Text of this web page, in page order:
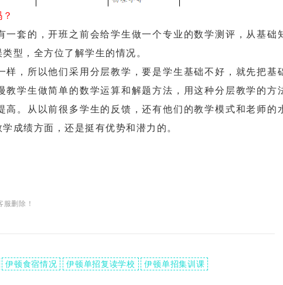
套的，开班之前会给学生做一个专业的数学测评，从基础
型，全方位了解学生的情况。
，所以他们采用分层教学，要是学生基础不好，就先把基
学生做简单的数学运算和解题方法，用这种分层教学的方
。从以前很多学生的反馈，还有他们的教学模式和老师的
成绩方面，还是挺有优势和潜力的。
删除！
伊顿食宿情况 伊顿单招复读学校 伊顿单招集训课